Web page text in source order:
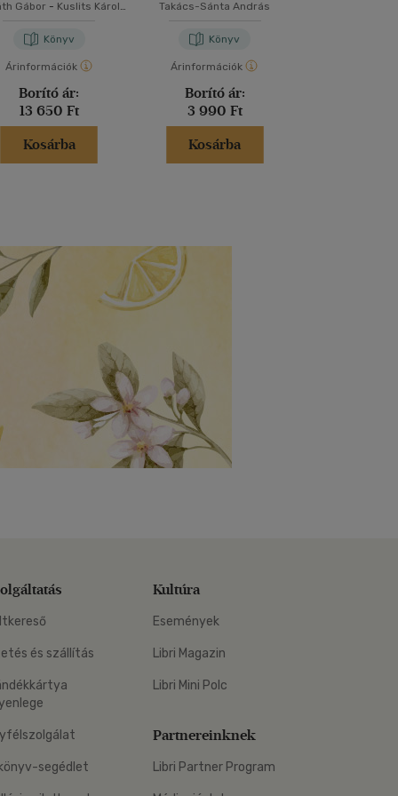
Gábor - Kuslits Károly
Könyv
Árinformációk
Borító ár:
13 650 Ft
Kosárba
Takács-Sánta András
Könyv
Árinformációk
Borító ár:
3 990 Ft
Kosárba
és szállítás
segédlet
Kultúra
Események
Libri Magazin
Libri Mini Polc
Partnereinknek
Libri Partner Program